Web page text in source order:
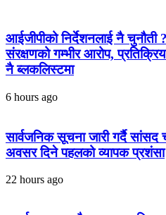
आईजीपीको निर्देशनलाई नै चुनौती
संरक्षणको गम्भीर आरोप,
नै ब्लकलिस्टमा
6 hours ago
सार्वजनिक सूचना जारी गर्दै सांसद
अवसर दिने पहलको व्यापक प्रशंसा
22 hours ago